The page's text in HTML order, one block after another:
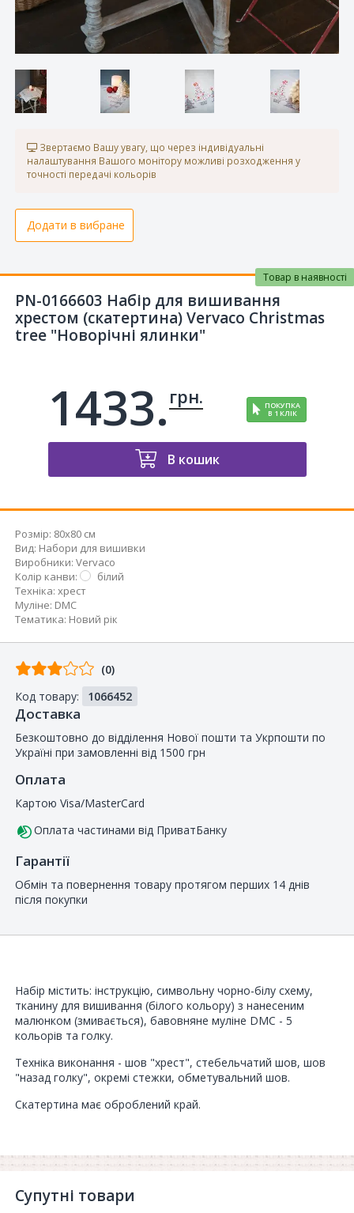
Звертаємо Вашу увагу, що через індивідуальні
налаштування Вашого монітору можливі розходження у
точності передачі кольорів
Додати в вибране
PN-0166603 Набір для вишивання
хрестом (скатертина) Vervaco Christmas
tree "Новорічні ялинки"
Товар в наявності
1433. грн. ПОКУПКА
В 1 КЛІК
В кошик
Розмір: 80x80 см
Вид: Набори для вишивки
Виробники: Vervaco
Колір канви:
білий
Техніка: хрест
Муліне: DMC
Тематика: Новий рік
Відгуків
покупців
(0)
Код товару:
1066452
Доставка
Безкоштовно до відділення Нової пошти та Укрпошти по
Україні при замовленні від 1500 грн
Оплата
Картою Visa/MasterCard
Оплата частинами від ПриватБанку
Гарантії
Обмін та повернення товару протягом перших 14 днів
після покупки
Набір містить: інструкцію, символьну чорно-білу схему,
тканину для вишивання (білого кольору) з нанесеним
малюнком (змивається), бавовняне муліне DMC - 5
кольорів та голку.
Техніка виконання - шов "хрест", стебельчатий шов, шов
"назад голку", окремі стежки, обметувальний шов.
Скатертина має оброблений край.
Супутні товари